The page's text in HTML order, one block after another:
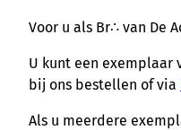
Voor u als Br∴ van De
U kunt een exemplaar
bij ons bestellen of via
Als u meerdere